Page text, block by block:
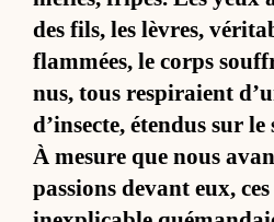
des fils, les lè­vres,
flam­mées, le corps
nus, tous res­pi­raient
d’in­sec­te, éten­dus sur
À me­sure que nous
pas­sions de­vant eux,